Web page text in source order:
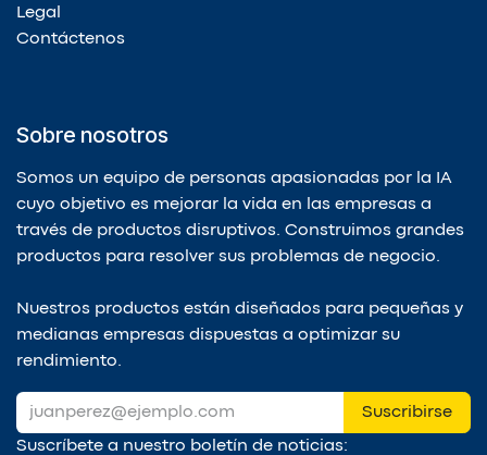
Legal
Contáctenos
Sobre nosotros
Somos un equipo de personas apasionadas por la IA
cuyo objetivo es mejorar la vida en las empresas a
través de productos disruptivos. Construimos grandes
productos para resolver sus problemas de negocio.
Nuestros productos están diseñados para pequeñas y
medianas empresas dispuestas a optimizar su
rendimiento.
Suscribirse
Suscríbete a nuestro boletín de noticias: